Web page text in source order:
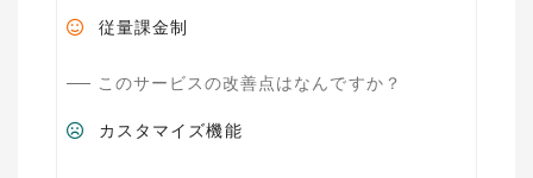
従量課金制
このサービスの改善点はなんですか？
カスタマイズ機能